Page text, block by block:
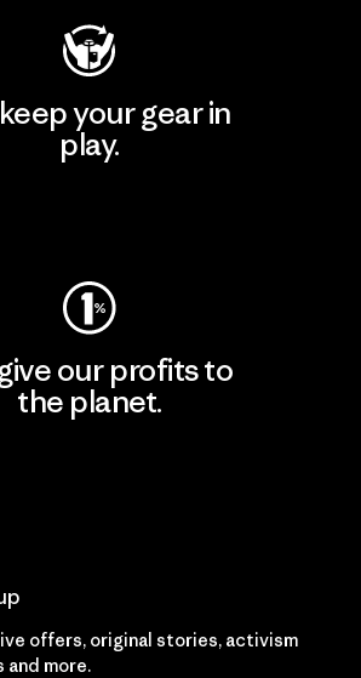
your gear in
play.
our profits to
the planet.
offers, original stories, activism
and more.